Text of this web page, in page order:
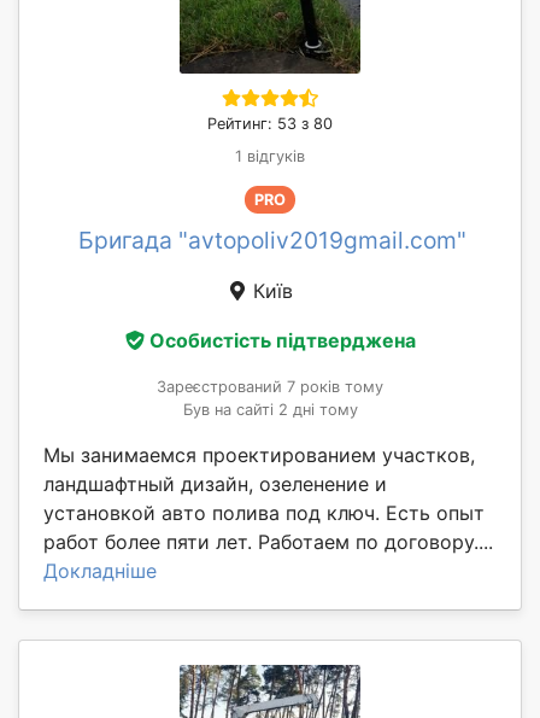
Рейтинг: 53 з 80
1 відгуків
PRO
Бригада "avtopoliv2019gmail.com"
Київ
Особистість підтверджена
Зареєстрований 7 років тому
Був на сайті 2 дні тому
Мы занимаемся проектированием участков,
ландшафтный дизайн, озеленение и
установкой авто полива под ключ. Есть опыт
работ более пяти лет. Работаем по договору....
Докладніше